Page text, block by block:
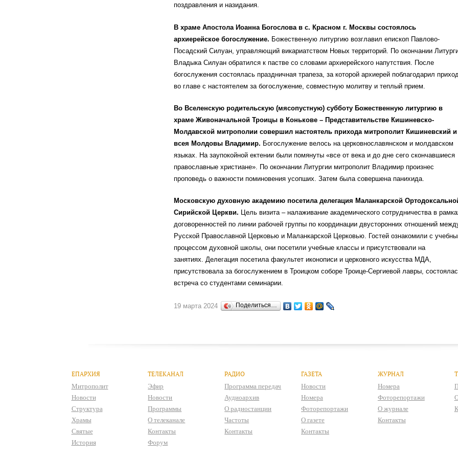
поздравления и назидания.
В храме Апостола Иоанна Богослова в с. Красном г. Москвы состоялось
архиерейское богослужение. Божественную литургию возглавил епископ Павлово-
Посадский Силуан, управляющий викариатством Новых территорий. По окончании
Владыка Силуан обратился к пастве со словами архиерейского напутствия. После
богослужения состоялась праздничная трапеза, за которой архиерей поблагодарил приход
во главе с настоятелем за богослужение, совместную молитву и теплый прием.
Во Вселенскую родительскую (мясопустную) субботу Божественную литургию в
храме Живоначальной Троицы в Конькове – Представительстве Кишиневско-
Молдавской митрополии совершил настоятель прихода митрополит Кишиневский и
всея Молдовы Владимир. Богослужение велось на церковнославянском и молдавском
языках. На заупокойной ектении были помянуты «все от века и до дне сего скончавшиеся
православные христиане». По окончании Литургии митрополит Владимир произнес
проповедь о важности поминовения усопших. Затем была совершена панихида.
Московскую духовную академию посетила делегация Маланкарской
Сирийской Церкви. Цель визита – налаживание академического сотрудничества в
договоренностей по линии рабочей группы по координации двусторонних отношений
Русской Православной Церковью и Маланкарской Церковью. Гостей ознакомили с
процессом духовной школы, они посетили учебные классы и присутствовали на
занятиях. Делегация посетила факультет иконописи и церковного искусства МДА,
присутствовала за богослужением в Троицком соборе Троице-Сергиевой лавры,
встреча со студентами семинарии.
19 марта 2024 Поделиться…
ЕПАРХИЯ
Митрополит
Новости
Структура
Храмы
Святые
История
ТЕЛЕКАНАЛ
Эфир
Новости
Программы
О телеканале
Контакты
Форум
РАДИО
Программа передач
Аудиоархив
О радиостанции
Частоты
Контакты
ГАЗЕТА
Новости
Номера
Фоторепортажи
О газете
Контакты
ЖУРНАЛ
Номера
Фоторепортажи
О журнале
Контакты